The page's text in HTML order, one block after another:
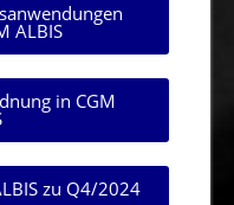
ALBIS
in CGM
zu Q4/2024